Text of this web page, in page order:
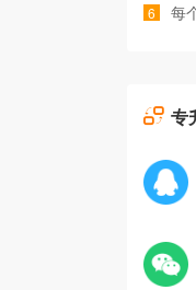
6 每
专